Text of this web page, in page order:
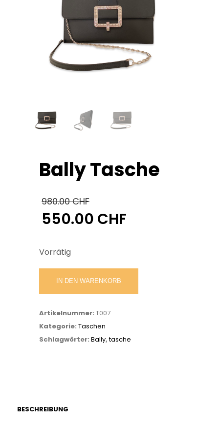
Bally Tasche
980.00CHF
Ursprünglicher
war:
980.00 CHF
550.00 CHF
Preis
ist:
550.00 CHF.
Vorrätig
IN DEN WARENKORB
Artikelnummer: T007
Kategorie: Taschen
Schlagwörter: Bally,tasche
BESCHREIBUNG